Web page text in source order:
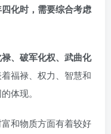
化时，需要综合考虑
、破军化权、武曲化
福禄、权力、智慧和
体现。
和物质方面有着较好